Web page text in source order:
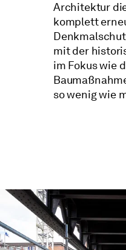
Architektur
komplett
mit der
im Fokus wie
so wenig wie